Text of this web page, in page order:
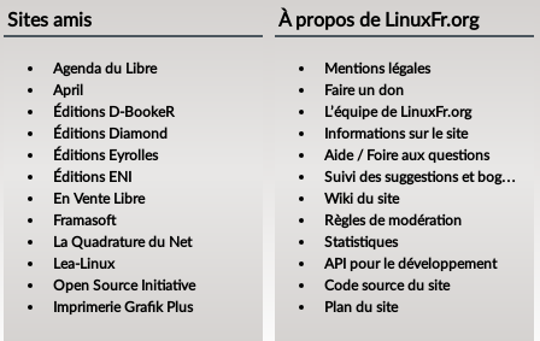
Sites amis
Agenda du Libre
April
Éditions D-BookeR
Éditions Diamond
Éditions Eyrolles
Éditions ENI
En Vente Libre
Framasoft
La Quadrature du Net
Lea-Linux
Open Source Initiative
Imprimerie Grafik Plus
À propos de LinuxFr.org
Mentions légales
Faire un don
L’équipe de LinuxFr.org
Informations sur le site
Aide / Foire aux questions
Suivi des suggestions et bogues
Wiki du site
Règles de modération
Statistiques
API pour le développement
Code source du site
Plan du site